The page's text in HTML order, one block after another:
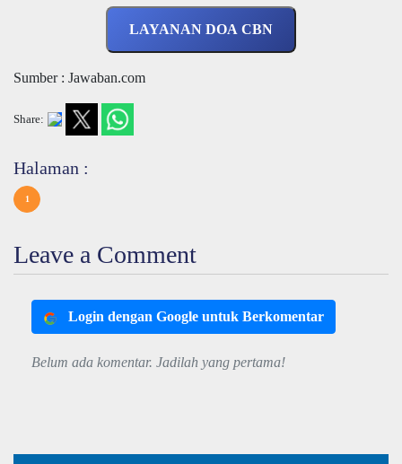
LAYANAN DOA CBN
Sumber : Jawaban.com
Share:
Halaman :
1
Leave a Comment
Login dengan Google untuk Berkomentar
Belum ada komentar. Jadilah yang pertama!